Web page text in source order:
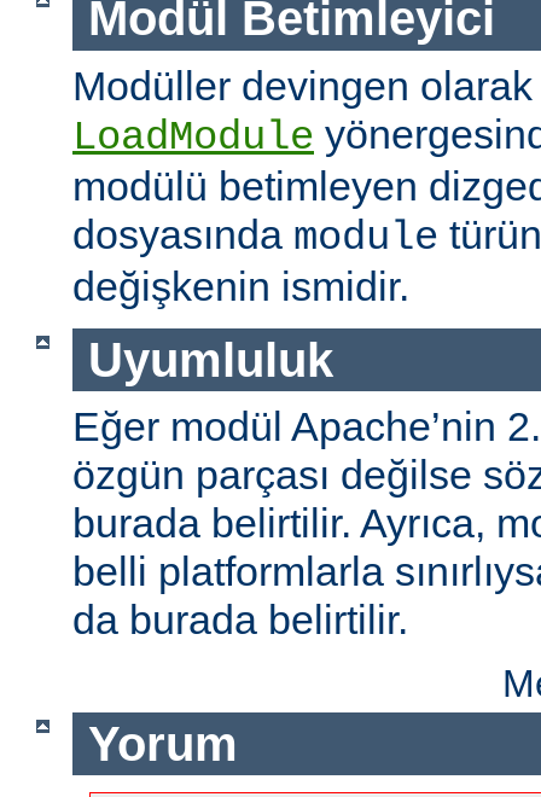
Modül Betimleyici
Modüller devingen
LoadModule
modülü betimleyen
dosyasında module
değişkenin ismidir.
Uyumluluk
Eğer modül Apache’nin 2.
özgün parçası değilse
burada belirtilir. Ayrıca,
belli platformlarla
da burada belirtilir.
Yorum